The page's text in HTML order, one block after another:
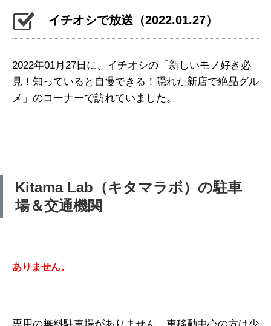
イチオシで放送（2022.01.27）
2022年01月27日に、イチオシの「新しいモノ好き必
見！知っていると自慢できる！隠れた新店で絶品グル
メ」のコーナーで訪れていました。
Kitama Lab（キタマラボ）の駐車
場＆交通機関
ありません。